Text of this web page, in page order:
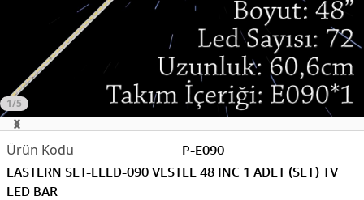
1/5
P-E090
EASTERN SET-ELED-090 VESTEL 48 INC 1 ADET (SET) TV
LED BAR